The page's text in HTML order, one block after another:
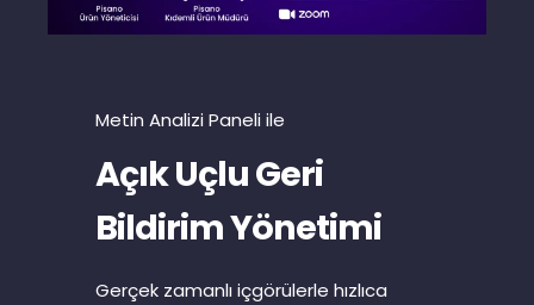
Metin Analizi Paneli ile
Açık Uçlu Geri
Bildirim Yönetimi
Gerçek zamanlı içgörülerle hızlıca